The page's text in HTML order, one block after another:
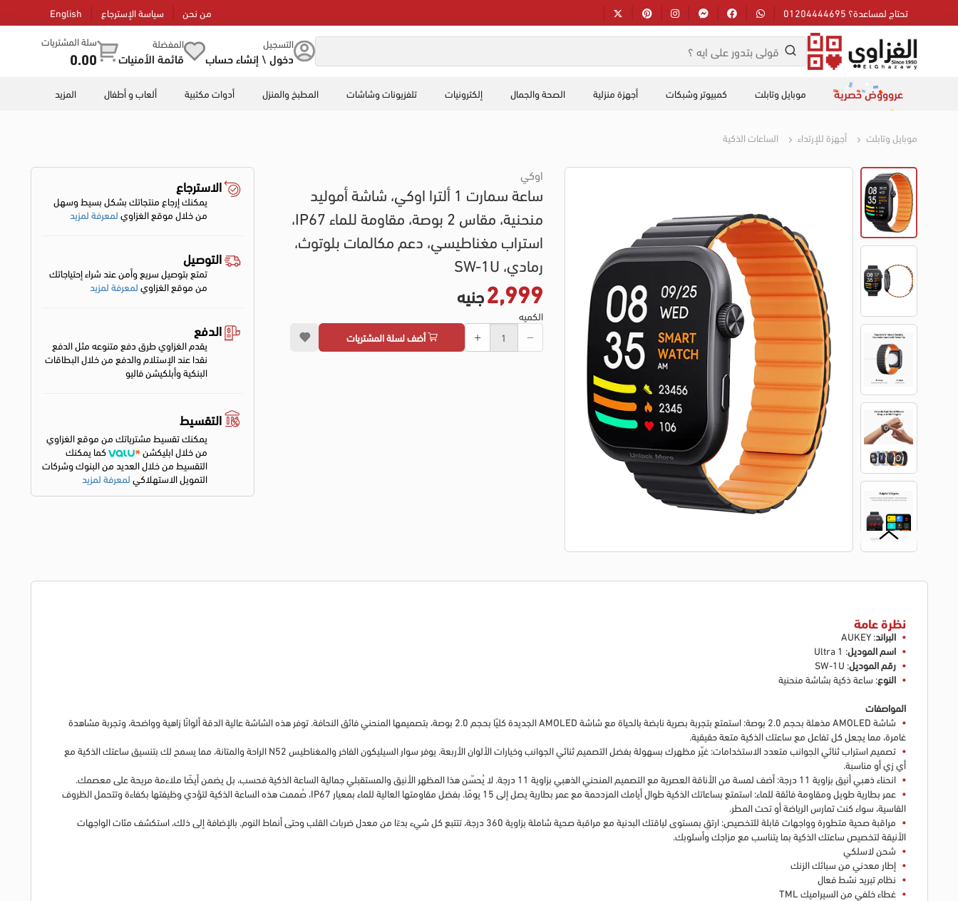
تحتاج لمساعدة؟ 01204444695 من نحن سياسة الإسترجاع English
التسجيل
دخول \ إنشاء حساب
المفضلة
قائمة الأمنيات
سلة المشتريات
0.00
عروووض حصرية موبايل وتابلت كمبيوتر وشبكات أجهزة منزلية الصحة والجمال إلكترونيات تلفزيونات وشاشات المطبخ والمنزل أدوات مكتبية ألعاب و أطفال المزيد
موبايل وتابلت أجهزة للإرتداء الساعات الذكية
اوكي
ساعة سمارت 1 ألترا اوكي، شاشة أموليد
منحنية، مقاس 2 بوصة، مقاومة للماء IP67،
استراب مغناطيسي، دعم مكالمات بلوتوث،
رمادي، SW-1U
2,999جنيه
الكميه
أضف لسلة المشتريات
الاسترجاع
يمكنك إرجاع منتجاتك بشكل بسيط وسهل
من خلال موقع الغزاويلمعرفة لمزيد
التوصيل
تمتع بتوصيل سريع وأمن عند شراء إحتياجاتك
من موقع الغزاويلمعرفة لمزيد
الدفع
يقدم الغزاوي طرق دفع متنوعه مثل الدفع
نقدا عند الإستلام والدفع من خلال البطاقات
البنكية وأبلكيشن فاليو
التقسيط
يمكنك تقسيط مشترياتك من موقع الغزاوي
من خلال ابليكشن
كما يمكنك
التقسيط من خلال العديد من البنوك وشركات
التمويل الاستهلاكيلمعرفة لمزيد
نظرة عامة
البراند: AUKEY
اسم الموديل: 1 Ultra
رقم الموديل: SW-1U
النوع: ساعة ذكية بشاشة منحنية
المواصفات
شاشة AMOLED مذهلة بحجم 2.0 بوصة: استمتع بتجربة بصرية نابضة بالحياة مع شاشة AMOLED الجديدة كليًا بحجم 2.0 بوصة، بتصميمها المنحني فائق النحافة. ​​توفر هذه الشاشة عالية الدقة ألوانًا زاهية وواضحة، وتجربة مشاهدة
غامرة، مما يجعل كل تفاعل مع ساعتك الذكية متعة حقيقية.
تصميم استراب ثنائي الجوانب متعدد الاستخدامات: غيّر مظهرك بسهولة بفضل التصميم ثنائي الجوانب وخيارات الألوان الأربعة. يوفر سوار السيليكون الفاخر والمغناطيس N52 الراحة والمتانة، مما يسمح لك بتنسيق ساعتك الذكية مع
أي زي أو مناسبة.
انحناء ذهبي أنيق بزاوية 11 درجة: أضف لمسة من الأناقة العصرية مع التصميم المنحني الذهبي بزاوية 11 درجة. لا يُحسّن هذا المظهر الأنيق والمستقبلي جمالية الساعة الذكية فحسب، بل يضمن أيضًا ملاءمة مريحة على معصمك.
عمر بطارية طويل ومقاومة فائقة للماء: استمتع بساعاتك الذكية طوال أيامك المزدحمة مع عمر بطارية يصل إلى 15 يومًا. بفضل مقاومتها العالية للماء بمعيار IP67، صُممت هذه الساعة الذكية لتؤدي وظيفتها بكفاءة وتتحمل الظروف
القاسية، سواء كنت تمارس الرياضة أو تحت المطر.
مراقبة صحية متطورة وواجهات قابلة للتخصيص: ارتقِ بمستوى لياقتك البدنية مع مراقبة صحية شاملة بزاوية 360 درجة، تتتبع كل شيء بدءًا من معدل ضربات القلب وحتى أنماط النوم. بالإضافة إلى ذلك، استكشف مئات الواجهات
الأنيقة لتخصيص ساعتك الذكية بما يتناسب مع مزاجك وأسلوبك.
شحن لاسلكي
إطار معدني من سبائك الزنك
نظام تبريد نشط فعال
غطاء خلفي من السيراميك TML